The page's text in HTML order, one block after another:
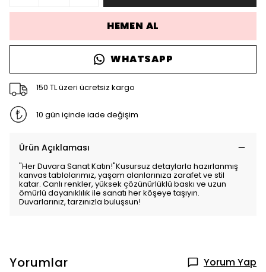
HEMEN AL
WHATSAPP
150 TL üzeri ücretsiz kargo
10 gün içinde iade değişim
Ürün Açıklaması
"Her Duvara Sanat Katın!"Kusursuz detaylarla hazırlanmış
kanvas tablolarımız, yaşam alanlarınıza zarafet ve stil
katar. Canlı renkler, yüksek çözünürlüklü baskı ve uzun
ömürlü dayanıklılık ile sanatı her köşeye taşıyın.
Duvarlarınız, tarzınızla buluşsun!
Yorumlar Yorum Yap